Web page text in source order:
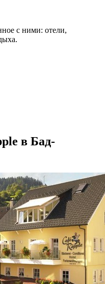
с ними: отели,
в Бад-